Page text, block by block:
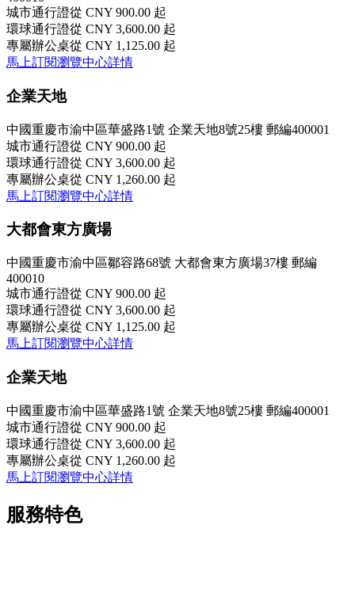
城市通行證從 CNY 900.00 起
環球通行證從 CNY 3,600.00 起
專屬辦公桌從 CNY 1,125.00 起
馬上訂閱瀏覽中心詳情
企業天地
中國重慶市渝中區華盛路1號 企業天地8號25樓 郵編400001
城市通行證從 CNY 900.00 起
環球通行證從 CNY 3,600.00 起
專屬辦公桌從 CNY 1,260.00 起
馬上訂閱瀏覽中心詳情
大都會東方廣場
中國重慶市渝中區鄒容路68號 大都會東方廣場37樓 郵編
400010
城市通行證從 CNY 900.00 起
環球通行證從 CNY 3,600.00 起
專屬辦公桌從 CNY 1,125.00 起
馬上訂閱瀏覽中心詳情
企業天地
中國重慶市渝中區華盛路1號 企業天地8號25樓 郵編400001
城市通行證從 CNY 900.00 起
環球通行證從 CNY 3,600.00 起
專屬辦公桌從 CNY 1,260.00 起
馬上訂閱瀏覽中心詳情
服務特色